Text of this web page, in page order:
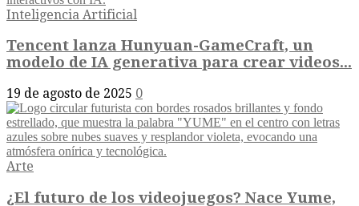
Inteligencia Artificial
Tencent lanza Hunyuan-GameCraft, un
modelo de IA generativa para crear videos...
19 de agosto de 2025 0
Arte
¿El futuro de los videojuegos? Nace Yume,